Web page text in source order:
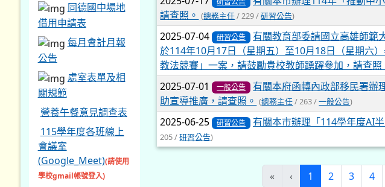
請查照。 (總務主任/ 229 /研習公告)
2025-07-04 研習公告
有關教育部委請國立高雄師範
於114年10月17日（星期五）至10月18日（星期六
教法競賽」一案，請鼓勵貴校教師踴躍參加，請查照
2025-07-01 一般公告
有關本府函轉內政部移民署辦
助宣導推廣，請查照。 (總務主任/ 263 /一般公告)
2025-06-25 研習公告 有關本市辦理「114學年度AI
205 /研習公告)
« ‹ 1 (current)
2 3 4
同德國中場地
借用申請表
每月會計月報
公告
處室表單及相
關規範
營養午餐意見調查表
115學年度各班線上
會議室
(Google_Meet)(請使用
學校gmail帳號登入)